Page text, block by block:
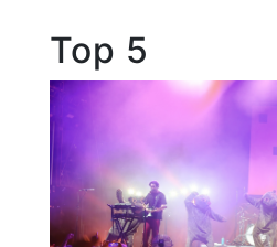
Top 5